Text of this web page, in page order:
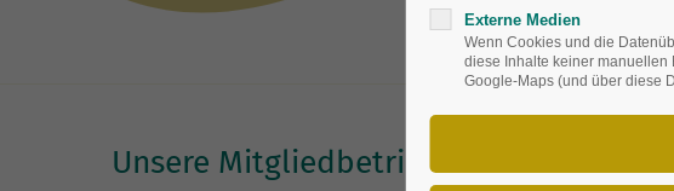
Unsere Mitgliedbetriebe vor Ort
Externe Medien
Wenn Cookies und die
diese Inhalte keiner manuellen
Google-Maps (und über diese